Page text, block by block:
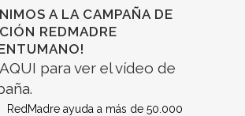
A LA CAMPAÑA DE
REDMADRE
AQUI para ver el vídeo de
RedMadre ayuda a más de 50.000